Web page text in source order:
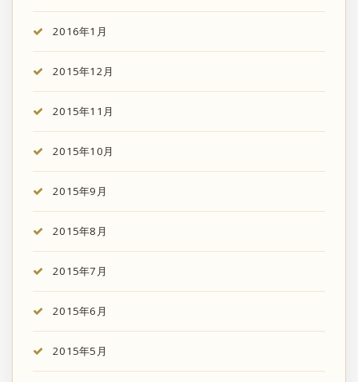
2016年1月
2015年12月
2015年11月
2015年10月
2015年9月
2015年8月
2015年7月
2015年6月
2015年5月